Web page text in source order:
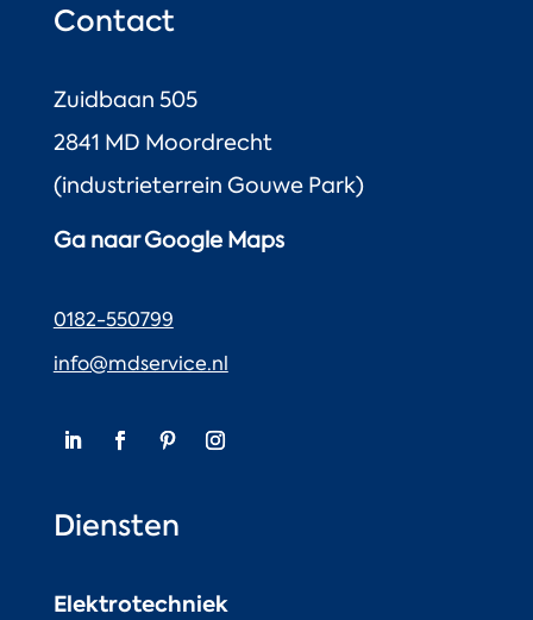
Contact
Zuidbaan 505
2841 MD Moordrecht
(industrieterrein Gouwe Park)
Ga naar Google Maps
0182-550799
info@mdservice.nl
Diensten
Elektrotechniek